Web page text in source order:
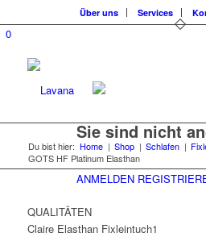
Über uns Services
0
Sie sind nicht
ANMELDEN
Du bist hier: Home | Shop | Schlafen |
GOTS HF Platinum Elasthan
QUALITÄTEN
Claire Elasthan Fixleintuch1